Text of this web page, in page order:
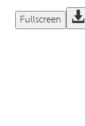
Fullscreen